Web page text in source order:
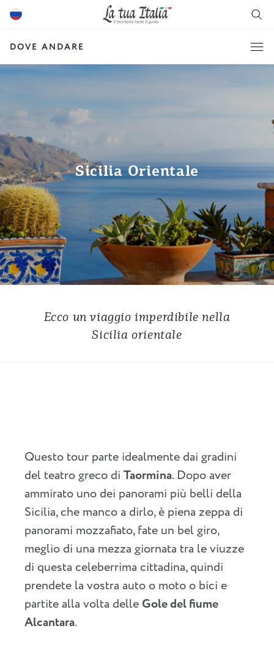
DOVE ANDARE
Sicilia Orientale
Ecco un viaggio imperdibile nella
Sicilia orientale
Questo tour parte idealmente dai gradini
del teatro greco di Taormina. Dopo aver
ammirato uno dei panorami più belli della
Sicilia, che manco a dirlo, è piena zeppa di
panorami mozzafiato, fate un bel giro,
meglio di una mezza giornata tra le viuzze
di questa celeberrima cittadina, quindi
prendete la vostra auto o moto o bici e
partite alla volta delle Gole del fiume
Alcantara.